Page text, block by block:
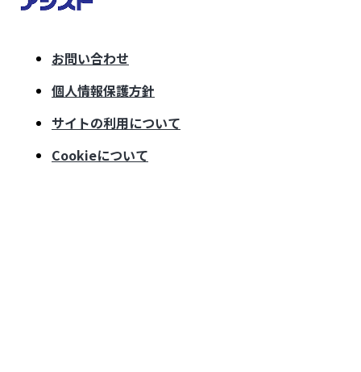
お問い合わせ
個人情報保護方針
サイトの利用について
Cookieについて